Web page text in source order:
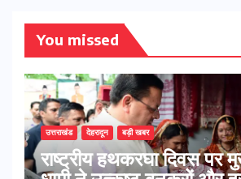
You missed
उत्तराखंड देहरादून बड़ी खबर
राष्ट्रीय हथकरघा दिवस पर